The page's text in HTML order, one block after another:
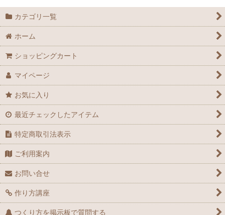
カテゴリ一覧
ホーム
ショッピングカート
マイページ
お気に入り
最近チェックしたアイテム
特定商取引法表示
ご利用案内
お問い合せ
作り方講座
つくり方を掲示板で質問する